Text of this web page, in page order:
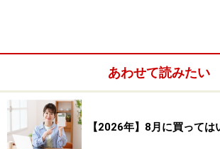
引き分け数： 921 回
合計損益（率）： 42,099.81 ％ 平
1.13 ％
合計利益（率）： 113,926.87 ％ 平
あわせて読みたい
【2026年】8月に買っては